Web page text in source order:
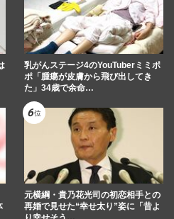
乳がんステージ4のYouTuberミミポ
ポ「腫瘍が皮膚から飛び出してき
た」34歳で余命…
元横綱・貴乃花光司の初恋相手との
再婚で見せた“幸せ太り”姿に「昔よ